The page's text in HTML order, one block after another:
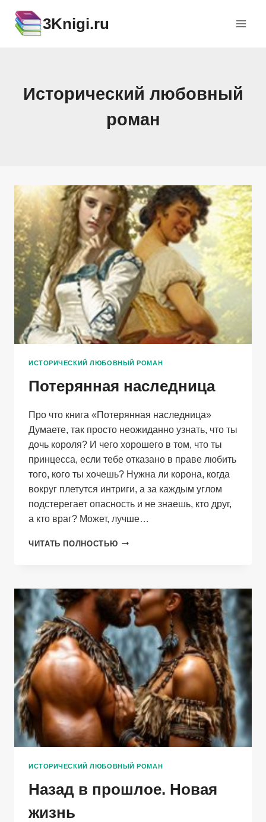
содержимому
3Knigi.ru
Исторический любовный
роман
ИСТОРИЧЕСКИЙ ЛЮБОВНЫЙ РОМАН
Потерянная наследница
Про что книга «Потерянная наследница»
Думаете, так просто неожиданно узнать, что ты
дочь короля? И чего хорошего в том, что ты
принцесса, если тебе отказано в праве любить
того, кого ты хочешь? Нужна ли корона, когда
вокруг плетутся интриги, а за каждым углом
подстерегает опасность и не знаешь, кто друг,
а кто враг? Может, лучше…
ЧИТАТЬ ПОЛНОСТЬЮ ПОТЕРЯННАЯ
ИСТОРИЧЕСКИЙ ЛЮБОВНЫЙ РОМАН
Назад в прошлое. Новая
жизнь